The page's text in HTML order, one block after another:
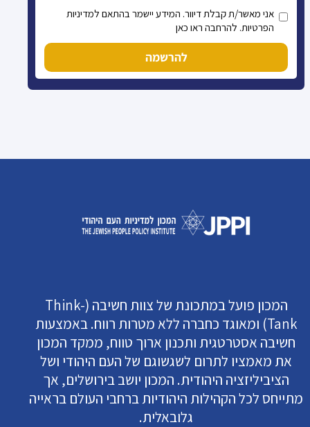
אני מאשר/ת קבלת דיוור. המידע יישמר בהתאם למדיניות
הפרטיות. להרחבה ראו כאן
להרשמה
המכון פועל במתכונת של צוות חשיבה (Think-
Tank) ומאוגד כחברה ללא מטרות רווח. באמצעות
חשיבה אסטרטגית ותכנון ארוך טווח, ממקד המכון
את מאמציו לתרום לשגשוגם של העם היהודי ושל
הציביליזציה היהודית. המכון יושב בירושלים, אך
מתייחס לכל הקהילות היהודיות ברחבי העולם בראייה
גלובאלית.